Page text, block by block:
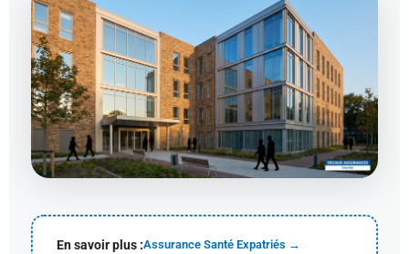
En savoir plus :Assurance Santé Expatriés →